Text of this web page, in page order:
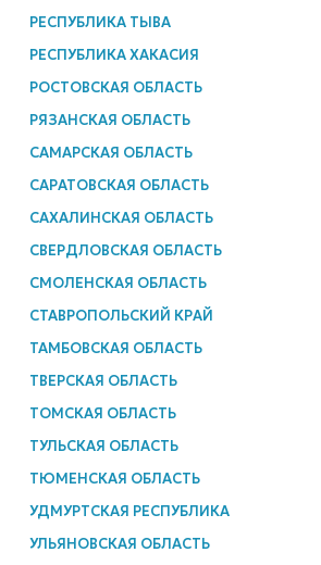
РЕСПУБЛИКА ТЫВА
РЕСПУБЛИКА ХАКАСИЯ
РОСТОВСКАЯ ОБЛАСТЬ
РЯЗАНСКАЯ ОБЛАСТЬ
САМАРСКАЯ ОБЛАСТЬ
САРАТОВСКАЯ ОБЛАСТЬ
САХАЛИНСКАЯ ОБЛАСТЬ
СВЕРДЛОВСКАЯ ОБЛАСТЬ
СМОЛЕНСКАЯ ОБЛАСТЬ
СТАВРОПОЛЬСКИЙ КРАЙ
ТАМБОВСКАЯ ОБЛАСТЬ
ТВЕРСКАЯ ОБЛАСТЬ
ТОМСКАЯ ОБЛАСТЬ
ТУЛЬСКАЯ ОБЛАСТЬ
ТЮМЕНСКАЯ ОБЛАСТЬ
УДМУРТСКАЯ РЕСПУБЛИКА
УЛЬЯНОВСКАЯ ОБЛАСТЬ